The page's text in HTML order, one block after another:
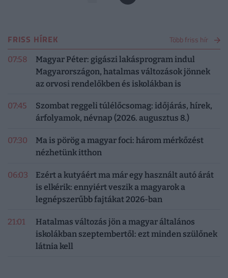
FRISS HÍREK Több friss hír
07:58
Magyar Péter: gigászi lakásprogram indul
Magyarországon, hatalmas változások jönnek
az orvosi rendelőkben és iskolákban is
07:45
Szombat reggeli túlélőcsomag: időjárás, hírek,
árfolyamok, névnap (2026. augusztus 8.)
07:30
Ma is pörög a magyar foci: három mérkőzést
nézhetünk itthon
06:03
Ezért a kutyáért ma már egy használt autó árát
is elkérik: ennyiért veszik a magyarok a
legnépszerűbb fajtákat 2026-ban
21:01
Hatalmas változás jön a magyar általános
iskolákban szeptembertől: ezt minden szülőnek
látnia kell